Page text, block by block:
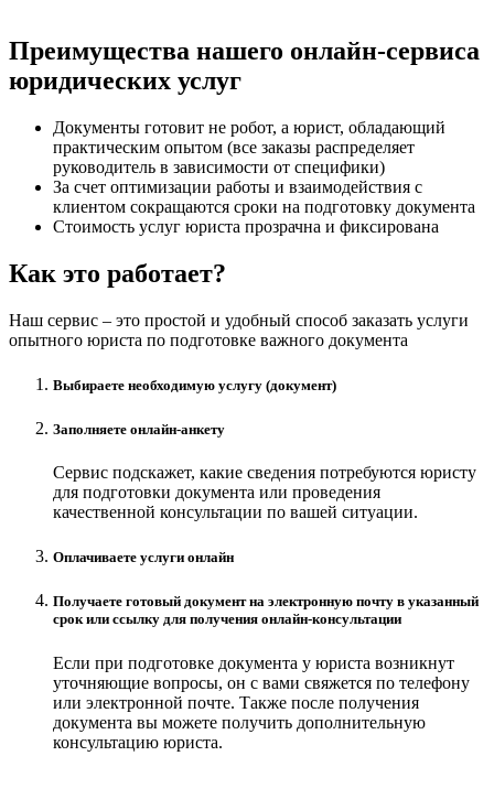
Преимущества нашего онлайн-сервиса
юридических услуг
Документы готовит не робот, а юрист, обладающий
практическим опытом (все заказы распределяет
руководитель в зависимости от специфики)
За счет оптимизации работы и взаимодействия с
клиентом сокращаются сроки на подготовку документа
Стоимость услуг юриста прозрачна и фиксирована
Как это работает?
Наш сервис – это простой и удобный способ заказать услуги
опытного юриста по подготовке важного документа
Выбираете необходимую услугу (документ)
Заполняете онлайн-анкету
Сервис подскажет, какие сведения потребуются юристу
для подготовки документа или проведения
качественной консультации по вашей ситуации.
Оплачиваете услуги онлайн
Получаете готовый документ на электронную почту в указанный
срок или ссылку для получения онлайн-консультации
Если при подготовке документа у юриста возникнут
уточняющие вопросы, он с вами свяжется по телефону
или электронной почте. Также после получения
документа вы можете получить дополнительную
консультацию юриста.